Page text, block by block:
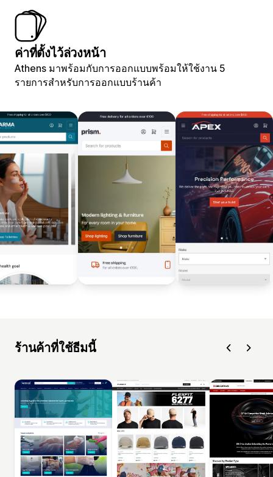
ค่าที่ตั้งไว้ล่วงหน้า
Athens มาพร้อมกับการออกแบบพร้อมให้ใช้งาน 5
รายการสำหรับการออกแบบร้านค้า
ร้านค้าที่ใช้ธีมนี้